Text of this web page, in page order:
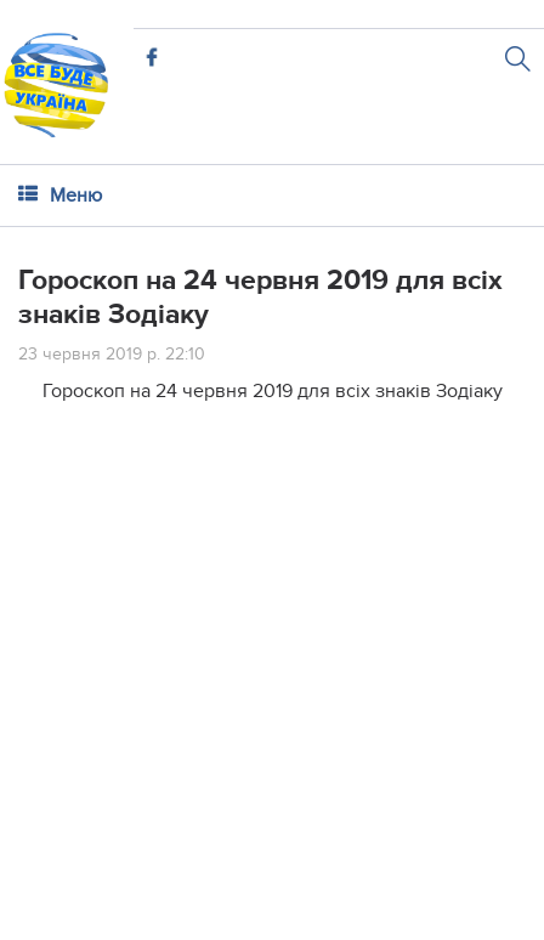
Меню
Гороскоп на 24 червня 2019 для всіх
знаків Зодіаку
23 червня 2019 р. 22:10
Гороскоп на 24 червня 2019 для всіх знаків Зодіаку